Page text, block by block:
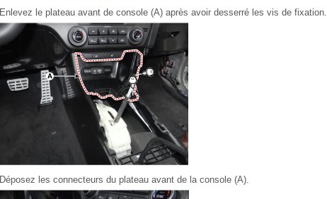
Enlevez le plateau avant de console (A) après avoir desserré les vis de fixation.
Déposez les connecteurs du plateau avant de la console (A).